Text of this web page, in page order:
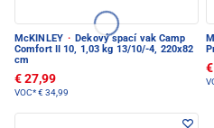
McKINLEY · Dekový spací vak Camp
Comfort II 10, 1,03 kg 13/10/-4, 220x82
cm
€ 27,99
VOC*€ 34,99